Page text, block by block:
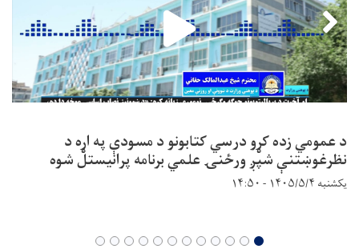
د عمومي زده کړو درسي کتابونو د مسودې په اړه د
نظرغوښتنې شپږ ورځنۍ علمي برنامه پرانیستل شوه
یکشنبه ۱۴۰۵/۵/۴ - ۱۴:۵۰